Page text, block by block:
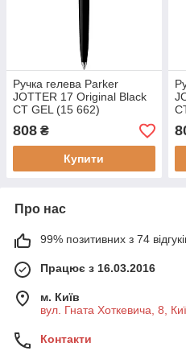
Ручка гелева Parker
JOTTER 17 Original Black
CT GEL (15 662)
808 ₴
Купити
Про нас
99% позитивних з 74
Працює з 16.03.2016
м. Київ
вул. Гната Хоткевича, 8,
Контакти